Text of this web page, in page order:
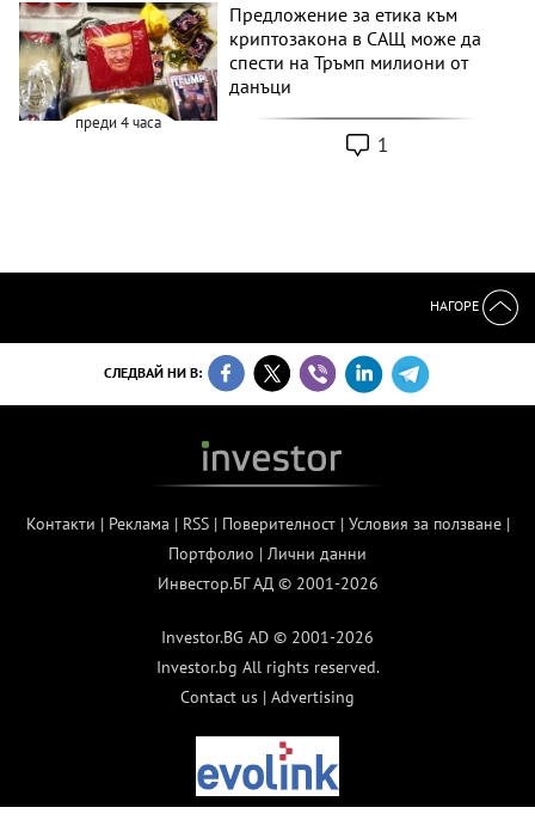
преди 4 часа
Предложение за етика към
криптозакона в САЩ може да
спести на Тръмп милиони от
данъци
1
НАГОРЕ
СЛЕДВАЙ НИ В:
Контакти | Реклама | RSS| Поверителност| Условия за ползване|
Портфолио | Лични данни
Инвестор.БГ АД © 2001-2026
Investor.BG AD © 2001-2026
Investor.bg All rights reserved.
Contact us | Advertising